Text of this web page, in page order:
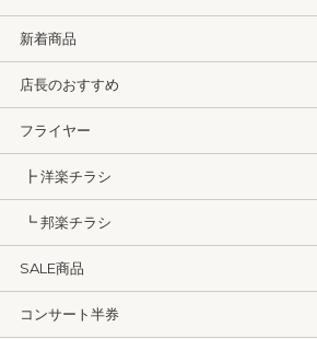
新着商品
店長のおすすめ
フライヤー
┣ 洋楽チラシ
┗ 邦楽チラシ
SALE商品
コンサート半券